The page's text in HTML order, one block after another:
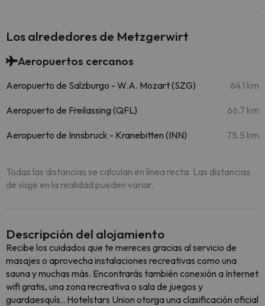
Los alrededores de Metzgerwirt
Aeropuertos cercanos
Aeropuerto de Salzburgo - W.A. Mozart (SZG) 64.1 km
Aeropuerto de Freilassing (QFL) 66.7 km
Aeropuerto de Innsbruck - Kranebitten (INN) 75.5 km
Todas las distancias se calculan en línea recta. Las distancias
de viaje en la realidad pueden variar.
Descripción del alojamiento
Recibe los cuidados que te mereces gracias al servicio de
masajes o aprovecha instalaciones recreativas como una
sauna y muchas más. Encontrarás también conexión a Internet
wifi gratis, una zona recreativa o sala de juegos y
guardaesquís.. Hotelstars Union otorga una clasificación oficial